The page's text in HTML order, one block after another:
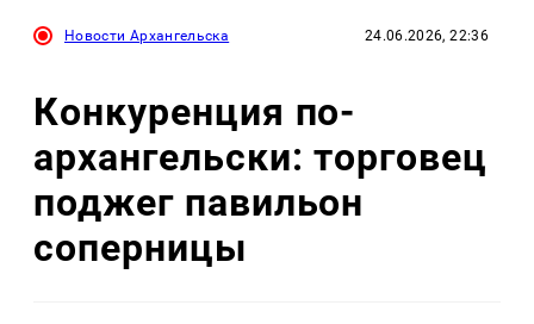
Новости Архангельска 24.06.2026, 22:36
Конкуренция по-
архангельски: торговец
поджег павильон
соперницы